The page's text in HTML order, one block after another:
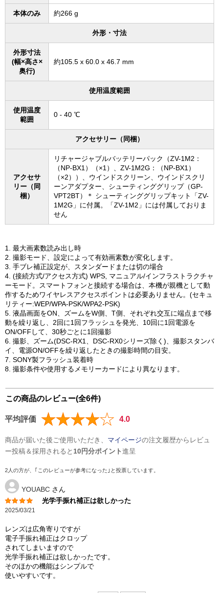
本体のみ 約266 g
外形・寸法
外形寸法
(幅×高さ×
奥行)
約105.5 x 60.0 x 46.7 mm
使用温度範囲
使用温度
範囲
0 - 40 ℃
アクセサリー（同梱）
アクセサ
リー（同
梱）
リチャージャブルバッテリーパック（ZV-1M2：
（NP-BX1）（×1）、ZV-1M2G：（NP-BX1）
（×2））、ウインドスクリーン、ウインドスクリ
ーンアダプター、シューティンググリップ（GP-
VPT2BT）＊ シューティンググリップキット「ZV-
1M2G」に付属。「ZV-1M2」には付属しておりま
せん
1. 最大画素数読み出し時
2. 撮影モード、設定によって有効画素数が変化します。
3. 手ブレ補正設定が、スタンダードまたは切の場合
4. (接続方式/アクセス方式) WPS, マニュアル/インフラストラクチャ
ーモード。スマートフォンと接続する場合は、本機が親機として動
作するためワイヤレスアクセスポイントは必要ありません。(セキュ
リティー:WEP/WPA-PSK/WPA2-PSK)
5. 液晶画面をON、ズームをW側、T側、それぞれ交互に端点まで移
動を繰り返し、2回に1回フラッシュを発光、10回に1回電源を
ON/OFFして、30秒ごとに1回撮影
6. 撮影、ズーム(DSC-RX1、DSC-RX0シリーズ除く)、撮影スタンバ
イ、電源ON/OFFを繰り返したときの撮影時間の目安。
7. SONY製フラッシュ装着時
8. 撮影条件や使用するメモリーカードにより異なります。
この商品のレビュー(全6件)
平均評価 4.0
商品が届いた後ご使用いただき、 マイページの注文履歴からレビュ
ー投稿＆採用されると 10円分ポイント進呈
2人の方が、｢このレビューが参考になった｣と投票しています。
YOUABC さん
光学手振れ補正は欲しかった
2025/03/21
レンズは広角寄りですが
電子手振れ補正はクロップ
されてしまいますので
光学手振れ補正は欲しかったです。
そのほかの機能はシンプルで
使いやすいです。